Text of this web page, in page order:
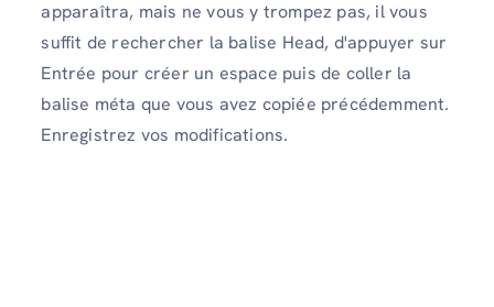
apparaîtra, mais ne vous y trompez pas, il vous
suffit de rechercher la balise Head, d'appuyer sur
Entrée pour créer un espace puis de coller la
balise méta que vous avez copiée précédemment.
Enregistrez vos modifications.